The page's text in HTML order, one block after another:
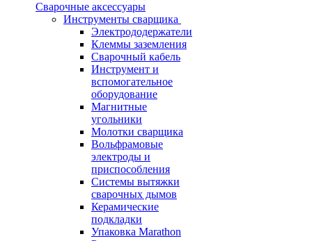
Сварочные аксессуары
Инструменты сварщика
Электрододержатели
Клеммы заземления
Сварочный кабель
Инструмент и
вспомогательное
оборудование
Магнитные
угольники
Молотки сварщика
Вольфрамовые
электроды и
приспособления
Системы вытяжки
сварочных дымов
Керамические
подкладки
Упаковка Marathon